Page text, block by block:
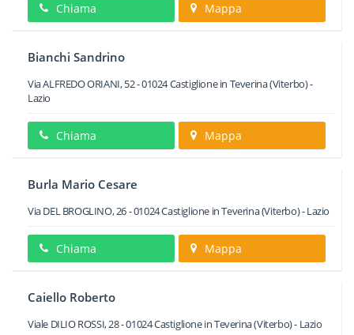
Chiama Mappa
Bianchi Sandrino
Via ALFREDO ORIANI, 52-01024Castiglione in Teverina(Viterbo) -
Lazio
Chiama Mappa
Burla Mario Cesare
Via DEL BROGLINO, 26-01024Castiglione in Teverina(Viterbo) -Lazio
Chiama Mappa
Caiello Roberto
Viale DILIO ROSSI, 28-01024Castiglione in Teverina(Viterbo) - Lazio